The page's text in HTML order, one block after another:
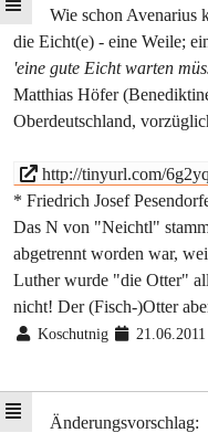
Wie schon Avenarius
die Eicht(e) - eine Weile;
'eine gute Eicht warten
Matthias Höfer
Oberdeutschland,
http://tinyurl.com/
* Friedrich Josef
Das N von "Neichtl"
abgetrennt worden war,
Luther wurde "die Otter"
nicht! Der (Fisch-)Otter
Koschutnig 21.06.2011
Änderungsvorschlag: